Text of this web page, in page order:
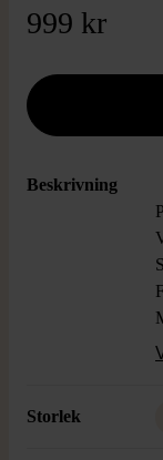
999 kr
Beskrivning
Storlek